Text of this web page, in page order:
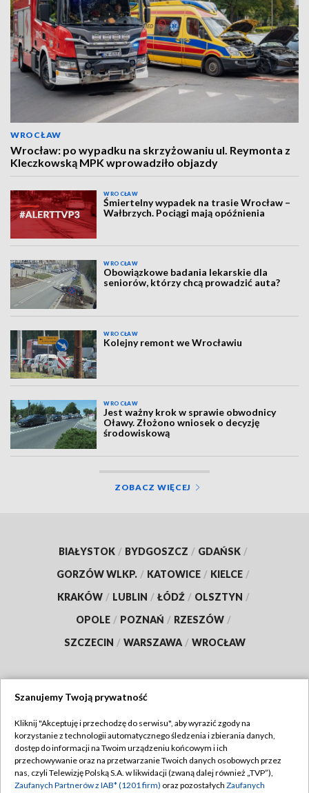
WROCŁAW
Wrocław: po wypadku na skrzyżowaniu ul. Reymonta z
Kleczkowską MPK wprowadziło objazdy
WROCŁAW
Śmiertelny wypadek na trasie Wrocław –
Wałbrzych. Pociągi mają opóźnienia
WROCŁAW
Obowiązkowe badania lekarskie dla
seniorów, którzy chcą prowadzić auta?
WROCŁAW
Kolejny remont we Wrocławiu
WROCŁAW
Jest ważny krok w sprawie obwodnicy
Oławy. Złożono wniosek o decyzję
środowiskową
ZOBACZ WIĘCEJ
BIAŁYSTOK / BYDGOSZCZ / GDAŃSK /
GORZÓW WLKP. / KATOWICE / KIELCE /
KRAKÓW / LUBLIN / ŁÓDŹ / OLSZTYN /
OPOLE / POZNAŃ / RZESZÓW /
SZCZECIN / WARSZAWA / WROCŁAW
TVP
Abonament TVP
Emisja w TVP
Regulamin TVP
Polityka prywatności
Szanujemy Twoją prywatność
Kliknij "Akceptuję i przechodzę do serwisu", aby wyrazić zgody na
korzystanie z technologii automatycznego śledzenia i zbierania danych,
dostęp do informacji na Twoim urządzeniu końcowym i ich
przechowywanie oraz na przetwarzanie Twoich danych osobowych przez
nas, czyli Telewizję Polską S.A. w likwidacji (zwaną dalej również „TVP”),
Zaufanych Partnerów z IAB* (1201 firm) oraz pozostałych Zaufanych